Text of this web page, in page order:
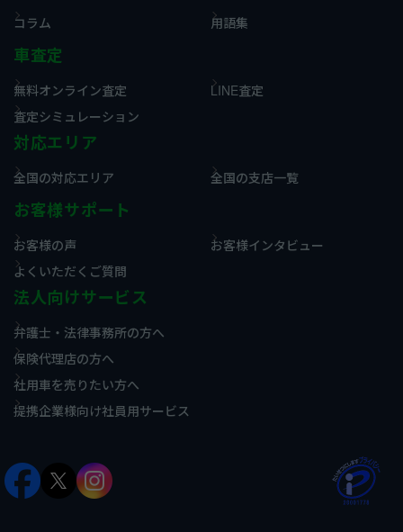
コラム 用語集
車査定
無料オンライン査定
LINE査定
査定シミュレーション
対応エリア
全国の対応エリア 全国の支店一覧
お客様サポート
お客様の声
お客様インタビュー
よくいただくご質問
法人向けサービス
弁護士・法律事務所の方へ
保険代理店の方へ
社用車を売りたい方へ
提携企業様向け社員用サービス